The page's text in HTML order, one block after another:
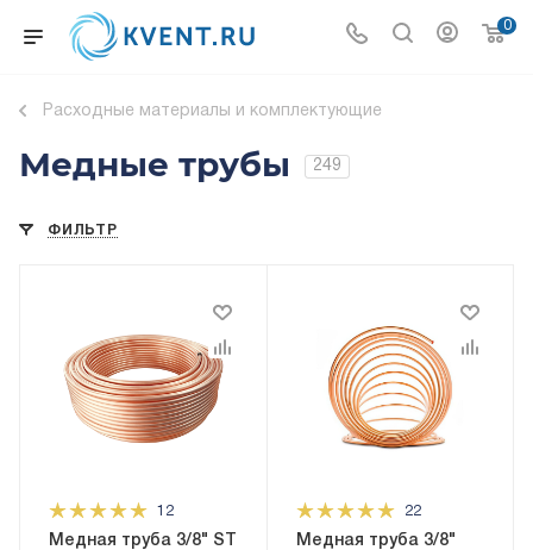
0
Расходные материалы и комплектующие
Медные трубы 249
ФИЛЬТР
12
Медная труба 3/8" ST
22
Медная труба 3/8"